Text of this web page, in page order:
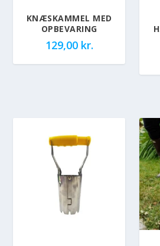
KNÆSKAMMEL MED
OPBEVARING
129,00 kr.